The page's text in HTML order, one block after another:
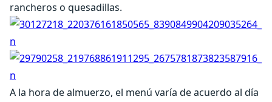
rancheros o quesadillas.
A la hora de almuerzo, el menú varía de acuerdo al día